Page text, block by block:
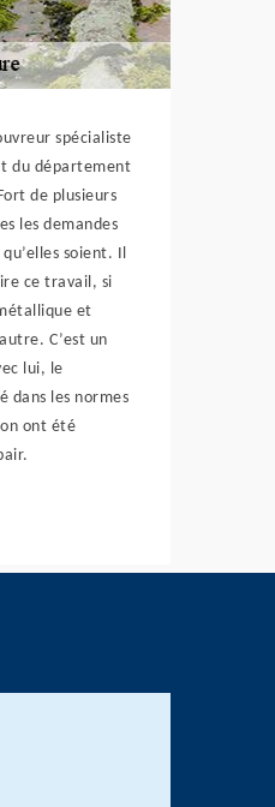
spécialiste
du département
de plusieurs
les demandes
soient. Il
ce travail, si
et
C’est un
lui, le
dans les normes
ont été